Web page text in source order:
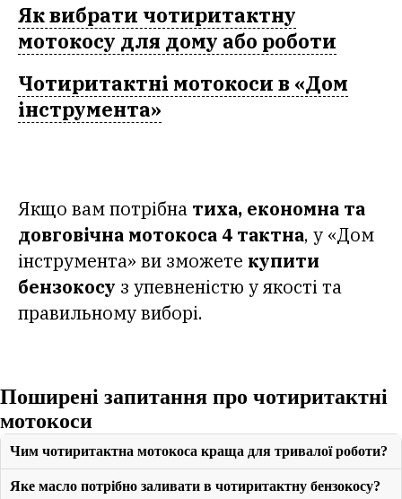
Як вибрати чотиритактну
мотокосу для дому або роботи
Чотиритактні мотокоси в «Дом
інструмента»
Якщо вам потрібна тиха, економна та
довговічна мотокоса 4 тактна, у «Дом
інструмента» ви зможете купити
бензокосу з упевненістю у якості та
правильному виборі.
Поширені запитання про чотиритактні
мотокоси
Чим чотиритактна мотокоса краща для тривалої роботи?
Яке масло потрібно заливати в чотиритактну бензокосу?